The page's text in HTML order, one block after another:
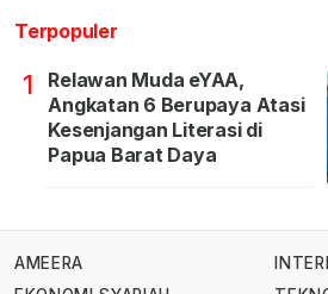
Terpopuler
1
Relawan Muda eYAA,
Angkatan 6 Berupaya Atasi
Kesenjangan Literasi di
Papua Barat Daya
AMEERA